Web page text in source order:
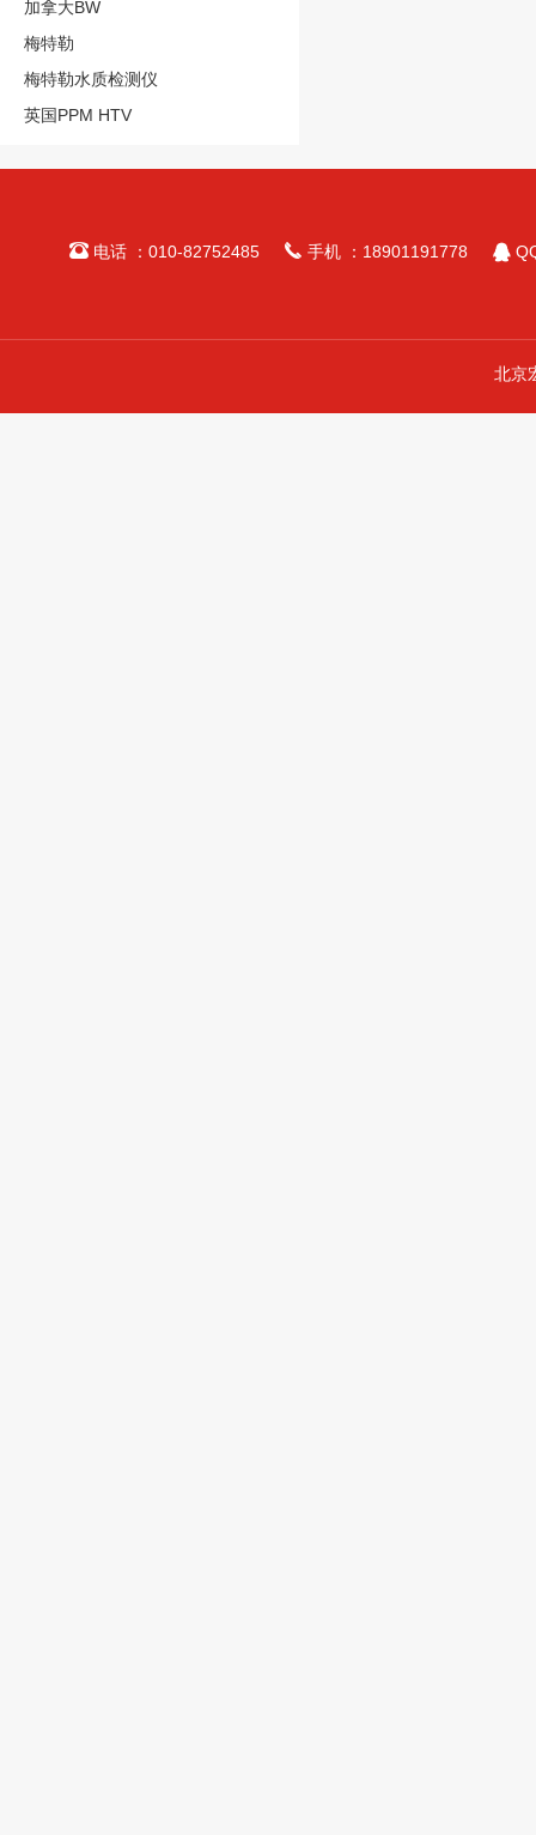
加拿大BW
梅特勒
梅特勒水质检测仪
英国PPM HTV
电话 ：010-82752485  手机 ：18901191778 
北京